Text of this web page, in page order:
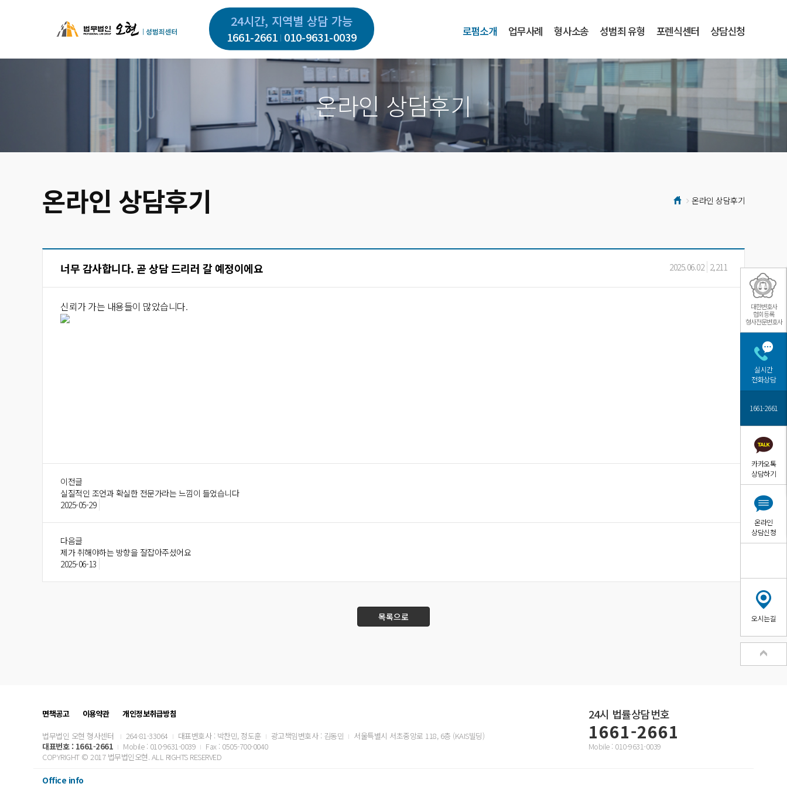
츠
24시간, 지역별 상담 가능
1661-2661 010-9631-0039 로펌소개 업무사례 형사소송 성범죄 유형 포렌식센터 상담신청
온라인 상담후기
온라인 상담후기 온라인 상담후기
2025.06.02 2,211
너무 감사합니다. 곧 상담 드리러 갈 예정이에요
신뢰가 가는 내용들이 많았습니다.
이전글
실질적인 조언과 확실한 전문가라는 느낌이 들었습니다
2025-05-29
다음글
제가 취해야하는 방향을 잘잡아주셨어요
2025-06-13
목록으로
면책공고 이용약관
개인정보취급방침
법무법인 오현 형사센터
264-81-33064 대표변호사 : 박찬민, 정도훈 광고책임변호사 : 김동민
서울특별시 서초중앙로 118, 6층 (KAIS빌딩)
대표번호 : 1661-2661 Mobile : 010-9631-0039
Fax : 0505-700-0040
COPYRIGHT © 2017 법무법인오현. ALL RIGHTS RESERVED
24시 법률상담번호
1661-2661
Mobile : 010-9631-0039
Office info
대한변호사
협회등록
형사전문변호사
실시간
전화상담
1661-2661
카카오톡
상담하기
온라인
상담신청
오시는길